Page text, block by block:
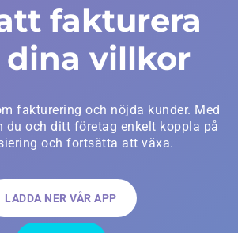
fakturera
dina villkor
fakturering och nöjda kunder. Med
du och ditt företag enkelt koppla på
och fortsätta att växa.
LADDA NER VÅR APP